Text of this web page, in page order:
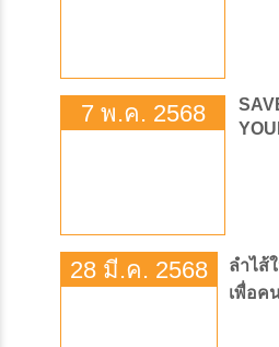
7 พ.ค. 2568
YOUR
28 มี.ค. 2568
ลำไส้
เพื่อค